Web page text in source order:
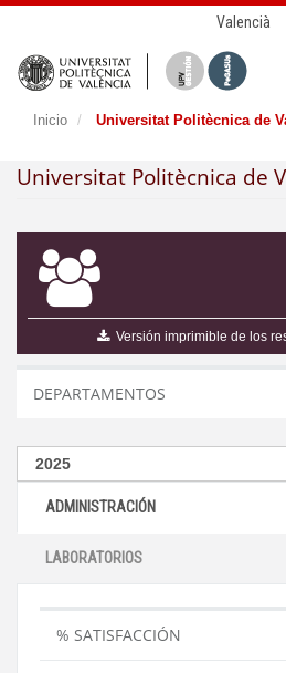
Valencià
Inicio Universitat Politècnica de
Universitat Politècnica de
Versión imprimible de los
DEPARTAMENTOS
ADMINISTRACIÓN
LABORATORIOS
% SATISFACCIÓN